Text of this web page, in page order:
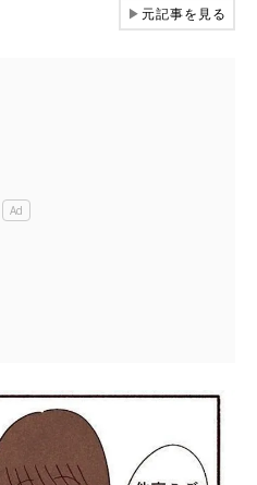
▶元記事を見る